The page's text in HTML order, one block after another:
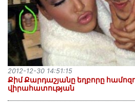
Քիմ Քարդաշյանը եղբորը
վիրահատության
2012-12-30 14:51:15